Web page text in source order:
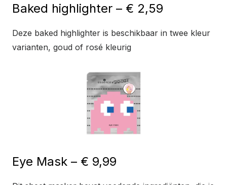
Baked highlighter – € 2,59
Deze baked highlighter is beschikbaar in twee kleur
varianten, goud of rosé kleurig
Eye Mask – € 9,99